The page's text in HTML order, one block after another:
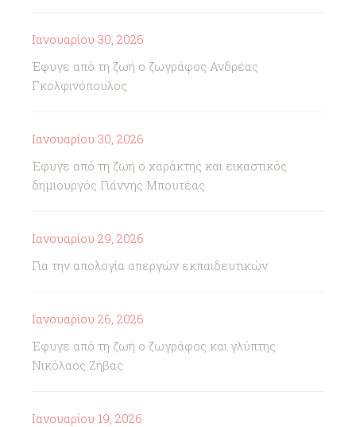
Ιανουαρίου 30, 2026
Έφυγε από τη ζωή ο ζωγράφος Ανδρέας
Γκολφινόπουλος
Ιανουαρίου 30, 2026
Έφυγε από τη ζωή ο χαράκτης και εικαστικός
δημιουργός Γιάννης Μπουτέας
Ιανουαρίου 29, 2026
Για την απολογία απεργών εκπαιδευτικών
Ιανουαρίου 26, 2026
Έφυγε από τη ζωή ο ζωγράφος και γλύπτης
Νικόλαος Ζήβας
Ιανουαρίου 19, 2026